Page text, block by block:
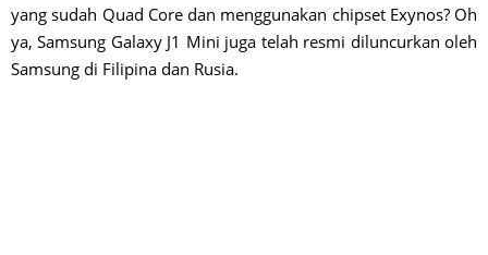
yang sudah Quad Core dan menggunakan chipset Exynos? Oh
ya, Samsung Galaxy J1 Mini juga telah resmi diluncurkan oleh
Samsung di Filipina dan Rusia.